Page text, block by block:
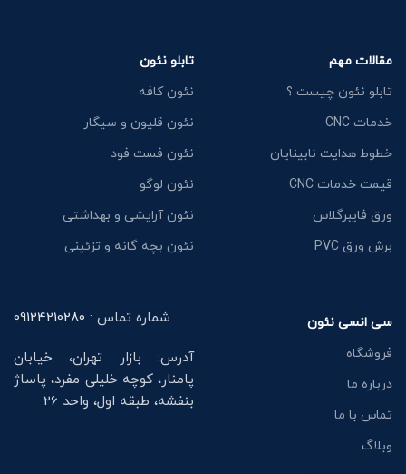
مقالات مهم
تابلو نئون چیست ؟
خدمات CNC
خطوط هدایت نابینایان
قیمت خدمات CNC
ورق فایبرگلاس
برش ورق PVC
تابلو نئون
نئون کافه
نئون قلیون و سیگار
نئون فست فود
نئون لوگو
نئون آرایشی و بهداشتی
نئون بچه گانه و تزئینی
سی انسی نئون
فروشگاه
درباره ما
تماس با ما
وبلاگ
شماره تماس : 09124210280
آدرس: بازار تهران، خیابان
پامنار، کوچه خلیلی مفرد، پاساژ
بنفشه، طبقه اول، واحد 26